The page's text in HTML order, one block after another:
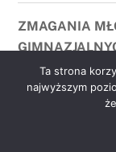
ZMAGANIA
OLIMPIADZIE
21. X. 2015 r
Ta strona
najwyższym